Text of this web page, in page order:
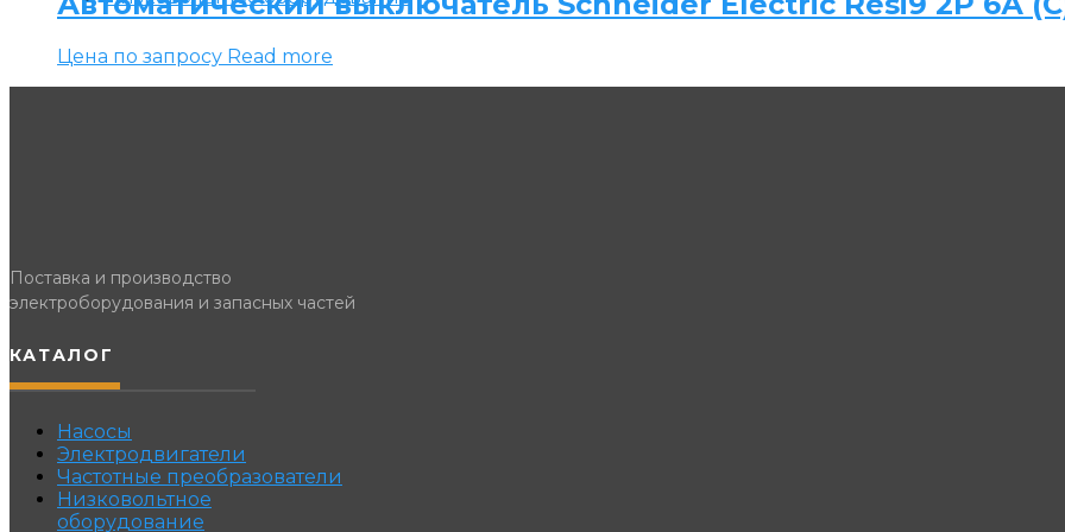
Цена по запросу Read more
Поставка и производство
электроборудования и запасных частей
КАТАЛОГ
Насосы
Электродвигатели
Частотные преобразователи
Низковольтное
оборудование